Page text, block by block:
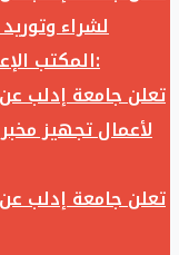
لشراء
المكتب الإعلامي في جامعة إدلب وفق الآتي:
تعلن جامعة إدلب
لأعمال تجهيز
تعلن جامعة إدلب